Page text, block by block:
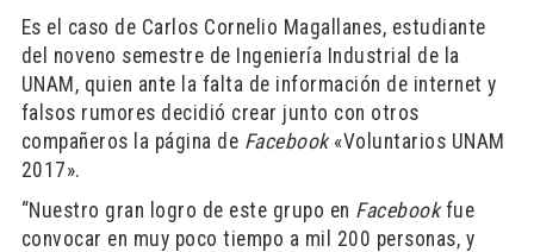
Es el caso de Carlos Cornelio Magallanes, estudiante
del noveno semestre de Ingeniería Industrial de la
UNAM, quien ante la falta de información de internet y
falsos rumores decidió crear junto con otros
compañeros la página de Facebook«Voluntarios UNAM
2017».
“Nuestro gran logro de este grupo en Facebookfue
convocar en muy poco tiempo a mil 200 personas, y